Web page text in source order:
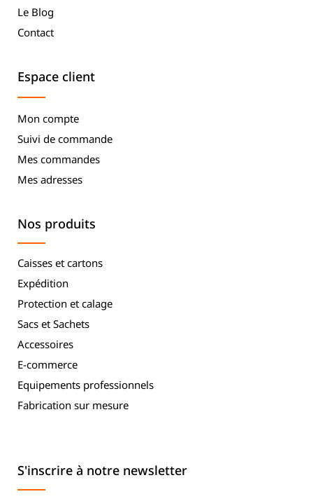
Le Blog
Contact
Espace client
Mon compte
Suivi de commande
Mes commandes
Mes adresses
Nos produits
Caisses et cartons
Expédition
Protection et calage
Sacs et Sachets
Accessoires
E-commerce
Equipements professionnels
Fabrication sur mesure
S'inscrire à notre newsletter